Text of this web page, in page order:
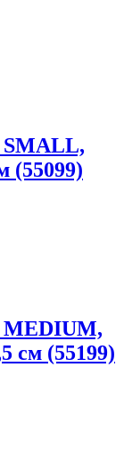
(55099)
см (55199)